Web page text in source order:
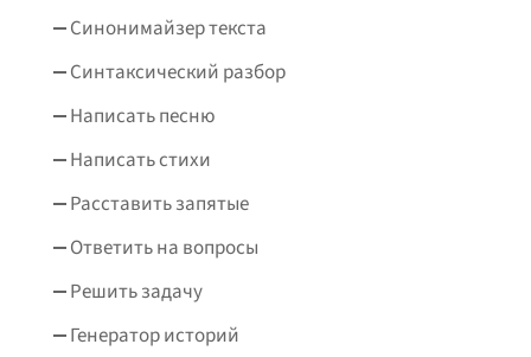
Синонимайзер текста
Синтаксический разбор
Написать песню
Написать стихи
Расставить запятые
Ответить на вопросы
Решить задачу
Генератор историй